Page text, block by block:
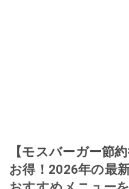
【モスバーガー節
お得！2026年の最